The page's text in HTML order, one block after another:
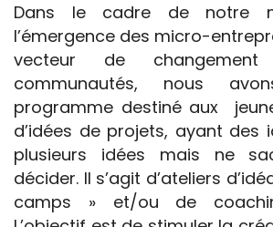
Dans le cadre de notre
l’émergence des micro-
vecteur de
communautés, nous
programme destiné aux
d’idées de projets, ayant des
plusieurs idées mais ne
décider. Il s’agit d’ateliers
camps » et/ou de